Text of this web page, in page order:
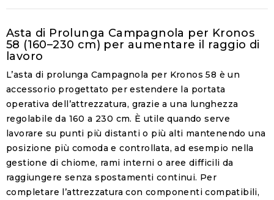
Asta di Prolunga Campagnola per Kronos
58 (160–230 cm) per aumentare il raggio di
lavoro
L’asta di prolunga Campagnola per Kronos 58 è un
accessorio progettato per estendere la portata
operativa dell’attrezzatura, grazie a una lunghezza
regolabile da 160 a 230 cm. È utile quando serve
lavorare su punti più distanti o più alti mantenendo una
posizione più comoda e controllata, ad esempio nella
gestione di chiome, rami interni o aree difficili da
raggiungere senza spostamenti continui. Per
completare l’attrezzatura con componenti compatibili,